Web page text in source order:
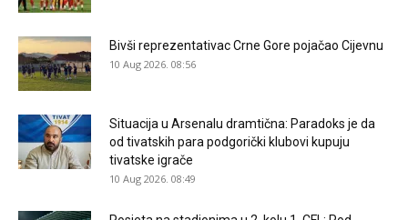
Bivši reprezentativac Crne Gore pojačao Cijevnu
10 Aug 2026. 08:56
Situacija u Arsenalu dramtična: Paradoks je da
od tivatskih para podgorički klubovi kupuju
tivatske igrače
10 Aug 2026. 08:49